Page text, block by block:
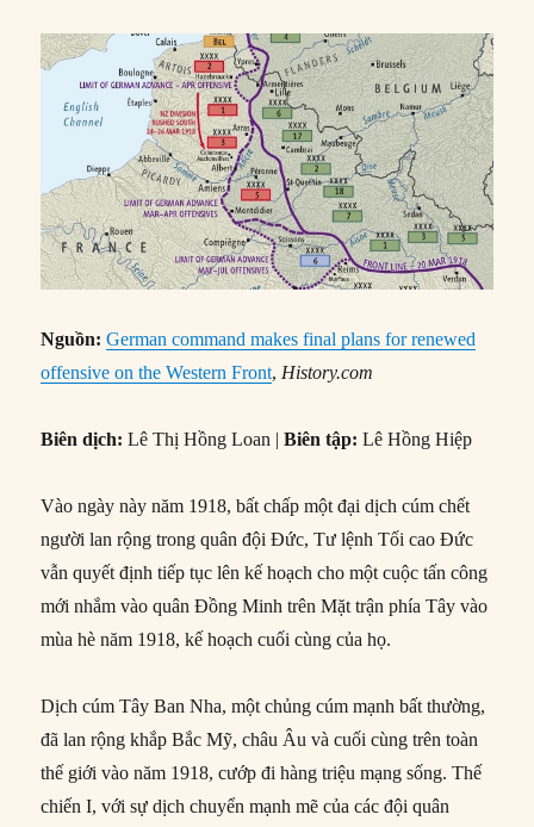
Nguồn: German command makes final plans for renewed
offensive on the Western Front, History.com
Biên dịch: Lê Thị Hồng Loan |Biên tập:Lê Hồng Hiệp
Vào ngày này năm 1918, bất chấp một đại dịch cúm chết
người lan rộng trong quân đội Đức, Tư lệnh Tối cao Đức
vẫn quyết định tiếp tục lên kế hoạch cho một cuộc tấn công
mới nhắm vào quân Đồng Minh trên Mặt trận phía Tây vào
mùa hè năm 1918, kế hoạch cuối cùng của họ.
Dịch cúm Tây Ban Nha, một chủng cúm mạnh bất thường,
đã lan rộng khắp Bắc Mỹ, châu Âu và cuối cùng trên toàn
thế giới vào năm 1918, cướp đi hàng triệu mạng sống. Thế
chiến I, với sự dịch chuyển mạnh mẽ của các đội quân